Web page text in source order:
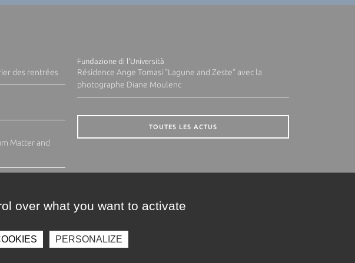
des rentrées
Matter and
Fundazione di l'Università
Résidence Ange Tomasi "Lagune and Zeste" avec la
photographe Diane Moulenc
TOUTES LES ACTUS
over what you want to activate
PERSONALIZE